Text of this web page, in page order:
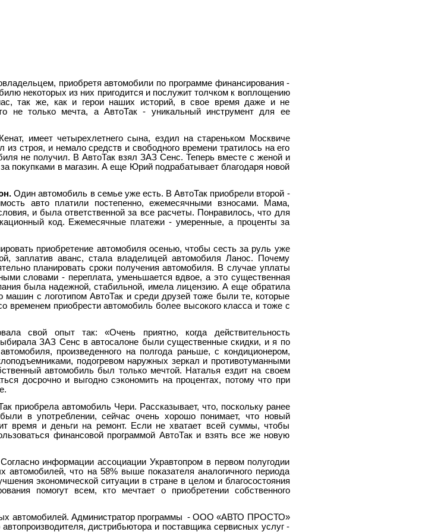
приобретя автомобили по программе финансирования -
некоторых из них пригодится и послужит толчком к воплощению
так же, как и герои наших историй, в свое время даже и не
не только мечта, а АвтоТак - уникальный инструмент для ее
имеет четырехлетнего сына, ездил на стареньком Москвиче
строя, и немало средств и свободного времени тратилось на его
не получил. В АвтоТак взял ЗАЗ Сенс. Теперь вместе с женой и
покупками в магазин. А еще Юрий подрабатывает благодаря новой
Один автомобиль в семье уже есть. В АвтоТак приобрели второй -
авто платили постепенно, ежемесячными взносами. Мама,
и была ответственной за все расчеты. Понравилось, что для
код. Ежемесячные платежи - умеренные, а проценты за
приобретение автомобиля осенью, чтобы сесть за руль уже
заплатив аванс, стала владелицей автомобиля Ланос. Почему
планировать сроки получения автомобиля. В случае уплаты
словами - переплата, уменьшается вдвое, а это существенная
была надежной, стабильной, имела лицензию. А еще обратила
машин с логотипом АвтоТак и среди друзей тоже были те, которые
временем приобрести автомобиль более высокого класса и тоже с
свой опыт так: «Очень приятно, когда действительность
ЗАЗ Сенс в автосалоне были существенные скидки, и я по
произведенного на полгода раньше, с кондиционером,
подогревом наружных зеркал и противотуманными
автомобиль был только мечтой. Наталья ездит на своем
досрочно и выгодно сэкономить на процентах, потому что при
приобрела автомобиль Чери. Рассказывает, что, поскольку ранее
в употреблении, сейчас очень хорошо понимает, что новый
время и деньги на ремонт. Если не хватает всей суммы, чтобы
финансовой программой АвтоТак и взять все же новую
информации ассоциации Укравтопром в первом полугодии
что на 58% выше показателя аналогичного периода
экономической ситуации в стране в целом и благосостояния
помогут всем, кто мечтает о приобретении собственного
автомобилей. Администратор программы - ООО «АВТО ПРОСТО»
дистрибьютора и поставщика сервисных услуг -